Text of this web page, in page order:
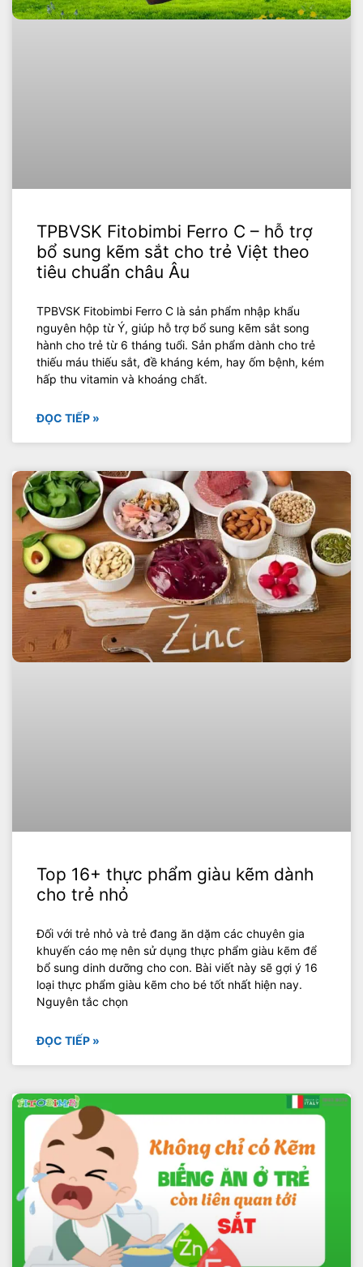
TPBVSK Fitobimbi Ferro C – hỗ trợ
bổ sung kẽm sắt cho trẻ Việt theo
tiêu chuẩn châu Âu
TPBVSK Fitobimbi Ferro C là sản phẩm nhập khẩu
nguyên hộp từ Ý, giúp hỗ trợ bổ sung kẽm sắt song
hành cho trẻ từ 6 tháng tuổi. Sản phẩm dành cho trẻ
thiếu máu thiếu sắt, đề kháng kém, hay ốm bệnh, kém
hấp thu vitamin và khoáng chất.
ĐỌC TIẾP »
Top 16+ thực phẩm giàu kẽm dành
cho trẻ nhỏ
Đối với trẻ nhỏ và trẻ đang ăn dặm các chuyên gia
khuyến cáo mẹ nên sử dụng thực phẩm giàu kẽm để
bổ sung dinh dưỡng cho con. Bài viết này sẽ gợi ý 16
loại thực phẩm giàu kẽm cho bé tốt nhất hiện nay.
Nguyên tắc chọn
ĐỌC TIẾP »